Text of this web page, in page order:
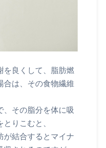
を良くして、脂肪燃
合は、その食物繊維
、その脂分を体に吸
りこむと、
が結合するとマイナ